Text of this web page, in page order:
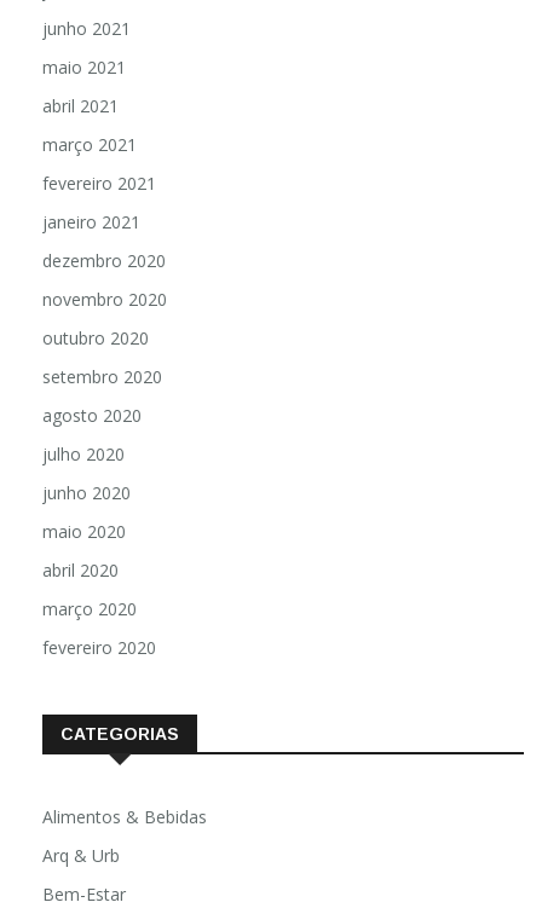
junho 2021
maio 2021
abril 2021
março 2021
fevereiro 2021
janeiro 2021
dezembro 2020
novembro 2020
outubro 2020
setembro 2020
agosto 2020
julho 2020
junho 2020
maio 2020
abril 2020
março 2020
fevereiro 2020
CATEGORIAS
Alimentos & Bebidas
Arq & Urb
Bem-Estar